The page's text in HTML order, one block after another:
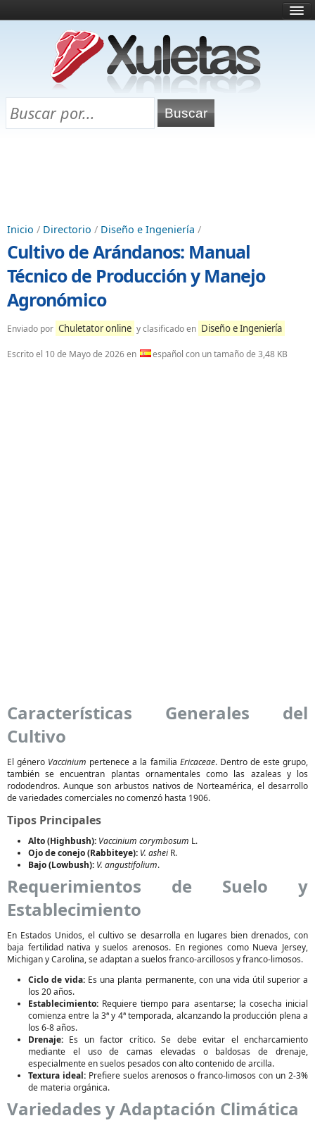
¿Qué es esto?
Directorio
Chuletas para exámenes
Inicio / Directorio / Diseño e Ingeniería /
Cultivo de Arándanos: Manual
Técnico de Producción y Manejo
Agronómico
Enviado por Chuletator online y clasificado en Diseño e Ingeniería
Escrito el 10 de Mayo de 2026en español con un tamaño de 3,48 KB
Características Generales del
Cultivo
El género Vaccinium pertenece a la familia Ericaceae. Dentro de este grupo,
también se encuentran plantas ornamentales como las azaleas y los
rododendros. Aunque son arbustos nativos de Norteamérica, el desarrollo
de variedades comerciales no comenzó hasta 1906.
Tipos Principales
Alto (Highbush): Vaccinium corymbosum L.
Ojo de conejo (Rabbiteye): V. ashei R.
Bajo (Lowbush): V. angustifolium.
Requerimientos de Suelo y
Establecimiento
En Estados Unidos, el cultivo se desarrolla en lugares bien drenados, con
baja fertilidad nativa y suelos arenosos. En regiones como Nueva Jersey,
Michigan y Carolina, se adaptan a suelos franco-arcillosos y franco-limosos.
Ciclo de vida: Es una planta permanente, con una vida útil superior a
los 20 años.
Establecimiento: Requiere tiempo para asentarse; la cosecha inicial
comienza entre la 3ª y 4ª temporada, alcanzando la producción plena a
los 6-8 años.
Drenaje: Es un factor crítico. Se debe evitar el encharcamiento
mediante el uso de camas elevadas o baldosas de drenaje,
especialmente en suelos pesados con alto contenido de arcilla.
Textura ideal:Prefiere suelos arenosos o franco-limosos con un 2-3%
de materia orgánica.
Variedades y Adaptación Climática